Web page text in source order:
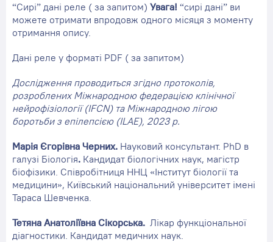
“Сирі” дані реле ( за запитом) Увага! “сирі дані” ви
можете отримати впродовж одного місяця з моменту
отримання опису.
Дані реле у форматі PDF ( за запитом)
Дослідження проводиться згідно протоколів,
розроблених Міжнародною федерацією клінічної
нейрофізіології (IFCN) та Міжнародною лігою
боротьби з епілепсією (ILAE), 2023 р.
Марія Єгорівна Черних. Науковий консультант. PhD в
галузі Біологія. Кандидат біологічних наук, магістр
біофізики. Співробітниця ННЦ «Інститут біології та
медицини», Київський національний університет імені
Тараса Шевченка.
Тетяна Анатоліївна Сікорська. Лікар функціональної
діагностики. Кандидат медичних наук.